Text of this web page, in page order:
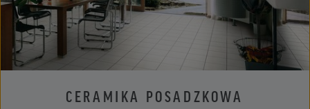
CERAMIKA POSADZKOWA